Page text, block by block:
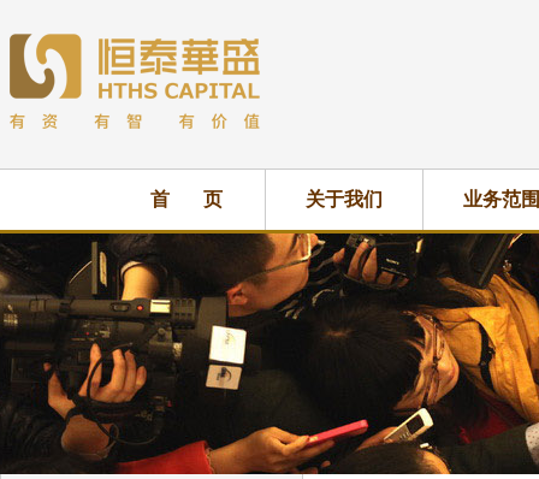
首 页 关于我们 业务范围